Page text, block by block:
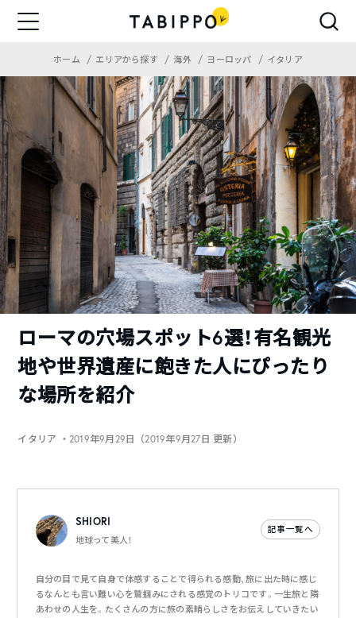
ホーム エリアから探す 海外 ヨーロッパ イタリア
ローマの穴場スポット6選！有名観光
地や世界遺産に飽きた人にぴったり
な場所を紹介
イタリア ・2019年9月29日（2019年9月27日 更新）
SHIORI
地球って美人！
記事一覧へ
自分の目で見て自身で体感することで得られる感動、旅に出た時に感じ
るなんとも言い難い心を鷲掴みにされる感覚のトリコです。一生旅と隣
あわせの人生を。たくさんの方に旅の素晴らしさをお伝えしていきたい